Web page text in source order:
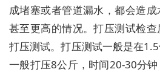
成堵塞或者管道漏水，都会造
甚至更高的情况。打压测试检
打压测试。打压测试一般是在
一般打压8公斤，时间20-30分